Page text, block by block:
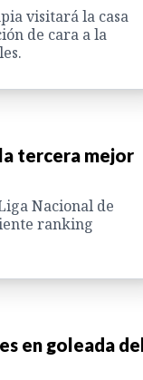
visitará la casa
de cara a la
tercera mejor
Nacional de
ranking
en goleada del